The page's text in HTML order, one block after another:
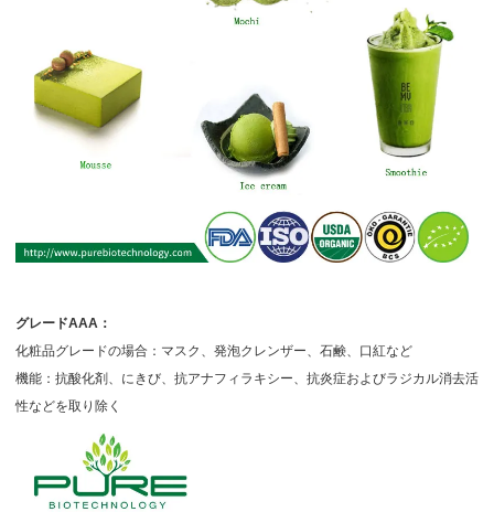
グレードAAA：
化粧品グレードの場合：マスク、発泡クレンザー、石鹸、口紅など
機能：抗酸化剤、にきび、抗アナフィラキシー、抗炎症およびラジカル消去活
性などを取り除く